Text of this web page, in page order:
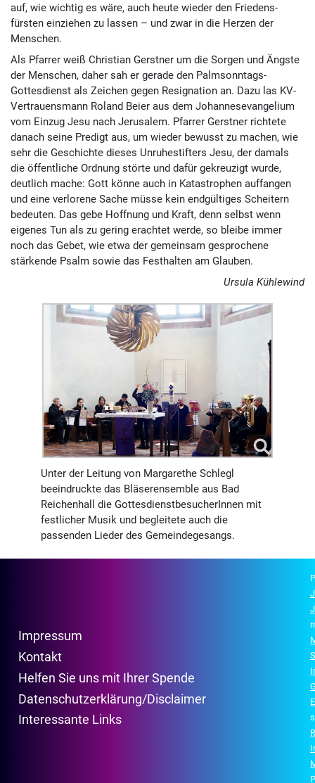
auf, wie wichtig es wäre, auch heute wieder den Friedens­
fürsten einziehen zu lassen – und zwar in die Herzen der
Menschen.
Als Pfarrer weiß Christian Gerstner um die Sorgen und Ängste
der Menschen, daher sah er gerade den Palm­sonntags-
Gottesdienst als Zeichen gegen Resignation an. Dazu las KV-
Vertrauens­mann Roland Beier aus dem Johannesevangelium
vom Einzug Jesu nach Jerusalem. Pfarrer Gerstner richtete
danach seine Predigt aus, um wieder bewusst zu machen, wie
sehr die Geschichte dieses Unruhe­stifters Jesu, der damals
die öffent­liche Ordnung störte und dafür gekreuzigt wurde,
deutlich mache: Gott könne auch in Kata­stro­phen auffangen
und eine verlorene Sache müsse kein endgültiges Scheitern
bedeuten. Das gebe Hoffnung und Kraft, denn selbst wenn
eigenes Tun als zu gering erachtet werde, so bleibe immer
noch das Gebet, wie etwa der gemein­sam gesprochene
stärkende Psalm sowie das Fest­halten am Glauben.
Ursula Kühlewind
Unter der Leitung von Margarethe Schlegl
beeindruckte das Bläser­ensemble aus Bad
Reichen­hall die Gottes­dienst­besucher­Innen mit
festlicher Musik und begleitete auch die
passenden Lieder des Gemeinde­gesangs.
Impressum
Kontakt
Helfen Sie uns mit Ihrer Spende
Datenschutzerklärung/Disclaimer
Interessante Links